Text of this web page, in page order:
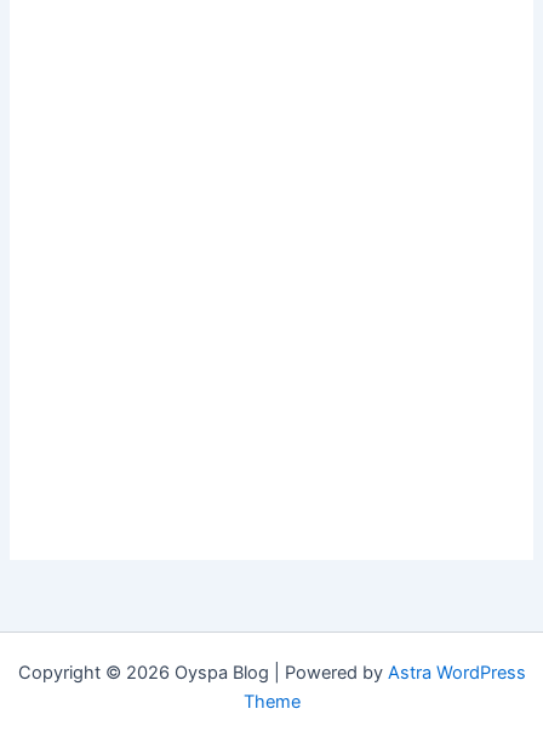
Copyright © 2026 Oyspa Blog | Powered by Astra WordPress
Theme